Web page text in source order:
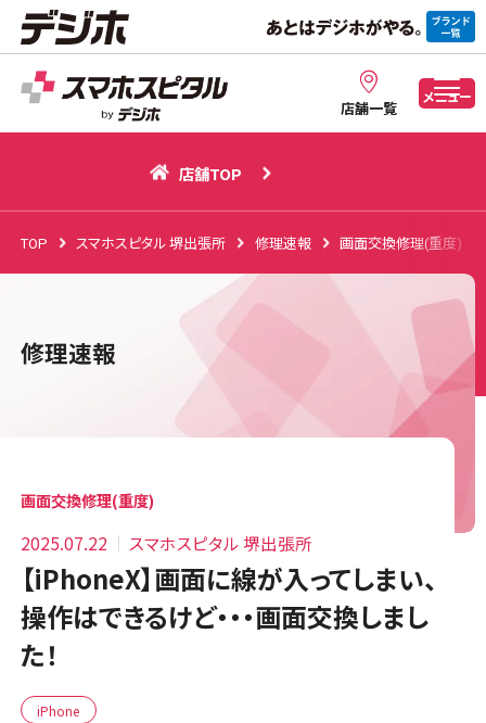
店舗一覧
メニュー
店舗TOP
TOP スマホスピタル 堺出張所 修理速報 画面交換修理(重度)
修理速報
画面交換修理(重度)
2025.07.22 スマホスピタル 堺出張所
【iPhoneX】画面に線が入ってしまい、
操作はできるけど・・・画面交換しまし
た！
iPhone